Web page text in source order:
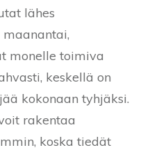
lähes
monelle toimiva
keskellä on
kokonaan tyhjäksi.
rakentaa
koska tiedät